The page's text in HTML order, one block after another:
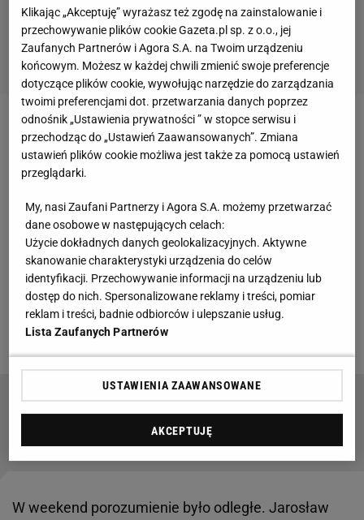
Zobacz wideo Zmarnowane zgrupowanie.
Najgorsze za kadencji Jana Urbana
Trudne negocjacje Wieczystej i Wisły
Wieczysta Kraków w pierwszejlidzewystępowała
na stadionie w Sosnowcu. Również w Ekstraklasie
krakowski zespół będzie musiał szukać innego
domu. Klub do wniosku licencyjnego zgłosił obiekt
Wisły Kraków.
Bereszyński wróci do Polski? Tak mówią o nim
W weekend porozumienie było odległe. Jarosław
Klikając „Akceptuję” wyrażasz też zgodę na zainstalowanie i
przechowywanie plików cookie Gazeta.pl sp. z o.o., jej
Zaufanych Partnerów i Agora S.A. na Twoim urządzeniu
końcowym. Możesz w każdej chwili zmienić swoje preferencje
dotyczące plików cookie, wywołując narzędzie do zarządzania
twoimi preferencjami dot. przetwarzania danych poprzez
odnośnik „Ustawienia prywatności ” w stopce serwisu i
przechodząc do „Ustawień Zaawansowanych”. Zmiana
ustawień plików cookie możliwa jest także za pomocą ustawień
przeglądarki.
My, nasi Zaufani Partnerzy i Agora S.A. możemy przetwarzać
dane osobowe w następujących celach:
Użycie dokładnych danych geolokalizacyjnych. Aktywne
skanowanie charakterystyki urządzenia do celów
identyfikacji. Przechowywanie informacji na urządzeniu lub
dostęp do nich. Spersonalizowane reklamy i treści, pomiar
reklam i treści, badnie odbiorców i ulepszanie usług.
Lista Zaufanych Partnerów
USTAWIENIA ZAAWANSOWANE
AKCEPTUJĘ